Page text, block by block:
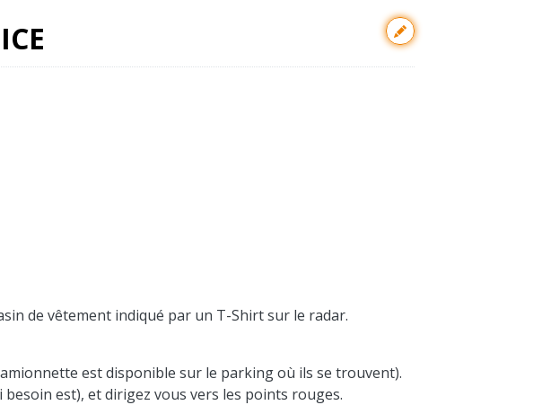
de vêtement indiqué par un T-Shirt sur le radar.
est disponible sur le parking où ils se trouvent).
est), et dirigez vous vers les points rouges.